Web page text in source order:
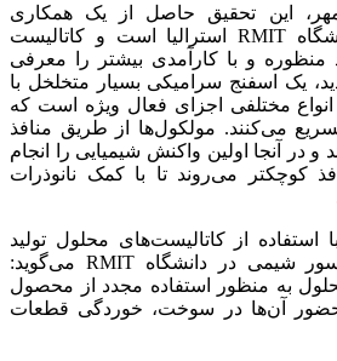
این تحقیق حاصل از یک همکاری
بین‌المللی به رهبری دانشگاه RMIT استرالیا است و کاتالیست
منظوره و با کارآمدی بیشتر را معرفی
یک اسفنج سرامیکی بسیار متخلخل با
انواع مختلفی اجزای فعال ویژه است که
می‌کنند. مولکول‌ها از طریق منافذ
در آنجا اولین واکنش شیمیایی را انجام
کوچکتر می‌روند تا با کمک نانوذرات
استفاده از کاتالیست‌های محلول تولید
می‌شود. آدام لی، پروفسور شیمی در دانشگاه RMIT می‌گوید:
به منظور استفاده مجدد از محصول
آن‌ها در سوخت، خوردگی قطعات